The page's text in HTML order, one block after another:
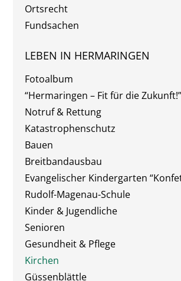
Ortsrecht
Fundsachen
LEBEN IN HERMARINGEN
Fotoalbum
“Hermaringen – Fit für die Zukunft!”
Notruf & Rettung
Katastrophenschutz
Bauen
Breitbandausbau
Evangelischer Kindergarten
Rudolf-Magenau-Schule
Kinder & Jugendliche
Senioren
Gesundheit & Pflege
Kirchen
Güssenblättle